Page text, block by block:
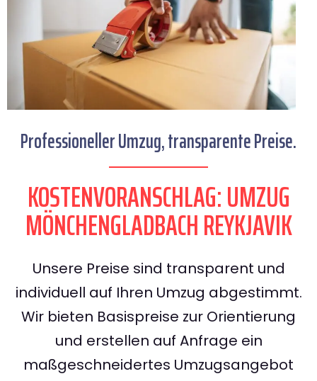
Professioneller Umzug, transparente Preise.
KOSTENVORANSCHLAG: UMZUG
MÖNCHENGLADBACH REYKJAVIK
Unsere Preise sind transparent und
individuell auf Ihren Umzug abgestimmt.
Wir bieten Basispreise zur Orientierung
und erstellen auf Anfrage ein
maßgeschneidertes Umzugsangebot